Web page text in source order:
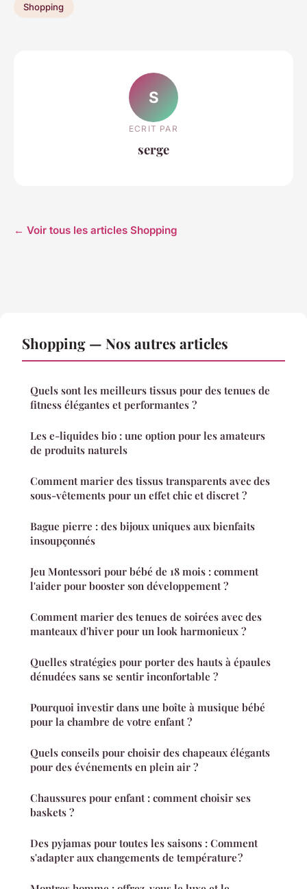
Shopping
S
ECRIT PAR
serge
← Voir tous les articles Shopping
Shopping — Nos autres articles
Quels sont les meilleurs tissus pour des tenues de
fitness élégantes et performantes ?
Les e-liquides bio : une option pour les amateurs
de produits naturels
Comment marier des tissus transparents avec des
sous-vêtements pour un effet chic et discret ?
Bague pierre : des bijoux uniques aux bienfaits
insoupçonnés
Jeu Montessori pour bébé de 18 mois : comment
l'aider pour booster son développement ?
Comment marier des tenues de soirées avec des
manteaux d'hiver pour un look harmonieux ?
Quelles stratégies pour porter des hauts à épaules
dénudées sans se sentir inconfortable ?
Pourquoi investir dans une boîte à musique bébé
pour la chambre de votre enfant ?
Quels conseils pour choisir des chapeaux élégants
pour des événements en plein air ?
Chaussures pour enfant : comment choisir ses
baskets ?
Des pyjamas pour toutes les saisons : Comment
s'adapter aux changements de température ?